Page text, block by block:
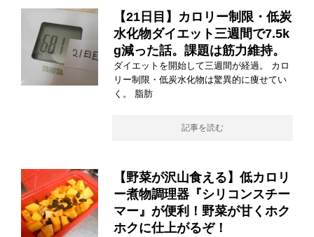
【21日目】カロリー制限・低炭
水化物ダイエット三週間で7.5k
g減った話。課題は筋力維持。
ダイエットを開始して三週間が経過。 カロ
リー制限・低炭水化物は驚異的に痩せてい
く。 脂肪
記事を読む
【野菜が沢山食える】低カロリ
ー煮物調理器『シリコンスチー
マー』が便利！野菜が甘くホク
ホクに仕上がるぞ！